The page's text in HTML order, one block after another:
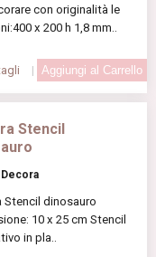
con originalità le
x 200 h 1,8 mm..
|
Stencil
Decora
Stencil dinosauro
10 x 25 cm Stencil
in pla..